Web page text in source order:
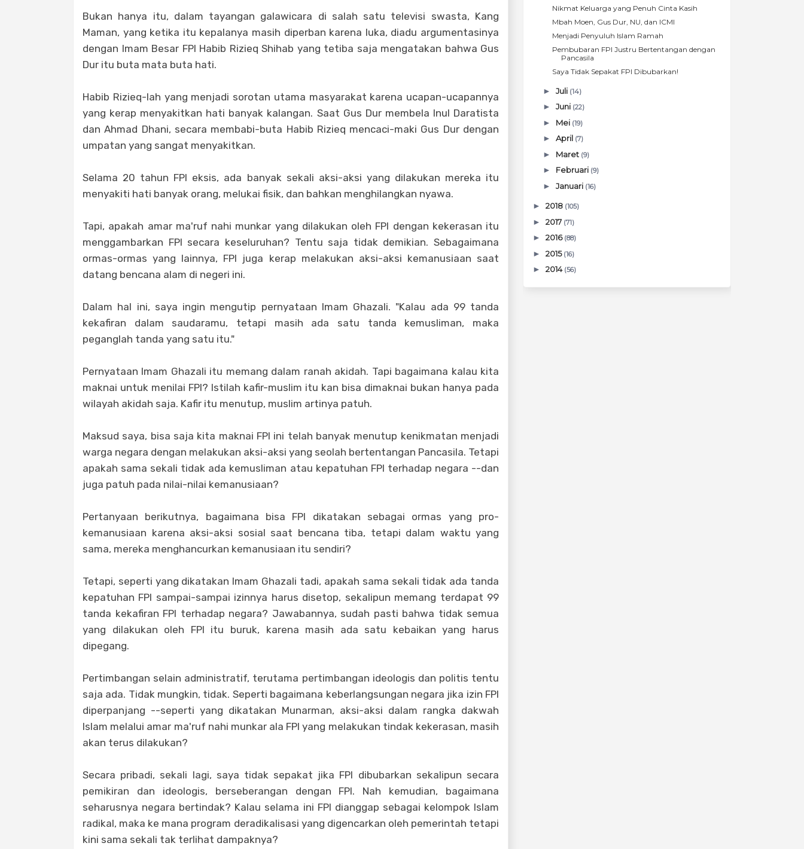
Bukan hanya itu, dalam tayangan galawicara di salah satu televisi swasta, Kang
Maman, yang ketika itu kepalanya masih diperban karena luka, diadu argumentasinya
dengan Imam Besar FPI Habib Rizieq Shihab yang tetiba saja mengatakan bahwa Gus
Dur itu buta mata buta hati.
Habib Rizieq-lah yang menjadi sorotan utama masyarakat karena ucapan-ucapannya
yang kerap menyakitkan hati banyak kalangan. Saat Gus Dur membela Inul Daratista
dan Ahmad Dhani, secara membabi-buta Habib Rizieq mencaci-maki Gus Dur dengan
umpatan yang sangat menyakitkan.
Selama 20 tahun FPI eksis, ada banyak sekali aksi-aksi yang dilakukan mereka itu
menyakiti hati banyak orang, melukai fisik, dan bahkan menghilangkan nyawa.
Tapi, apakah amar ma'ruf nahi munkar yang dilakukan oleh FPI dengan kekerasan itu
menggambarkan FPI secara keseluruhan? Tentu saja tidak demikian. Sebagaimana
ormas-ormas yang lainnya, FPI juga kerap melakukan aksi-aksi kemanusiaan saat
datang bencana alam di negeri ini.
Dalam hal ini, saya ingin mengutip pernyataan Imam Ghazali. "Kalau ada 99 tanda
kekafiran dalam saudaramu, tetapi masih ada satu tanda kemusliman, maka
peganglah tanda yang satu itu."
Pernyataan Imam Ghazali itu memang dalam ranah akidah. Tapi bagaimana kalau kita
maknai untuk menilai FPI? Istilah kafir-muslim itu kan bisa dimaknai bukan hanya pada
wilayah akidah saja. Kafir itu menutup, muslim artinya patuh.
Maksud saya, bisa saja kita maknai FPI ini telah banyak menutup kenikmatan menjadi
warga negara dengan melakukan aksi-aksi yang seolah bertentangan Pancasila. Tetapi
apakah sama sekali tidak ada kemusliman atau kepatuhan FPI terhadap negara --dan
juga patuh pada nilai-nilai kemanusiaan?
Pertanyaan berikutnya, bagaimana bisa FPI dikatakan sebagai ormas yang pro-
kemanusiaan karena aksi-aksi sosial saat bencana tiba, tetapi dalam waktu yang
sama, mereka menghancurkan kemanusiaan itu sendiri?
Tetapi, seperti yang dikatakan Imam Ghazali tadi, apakah sama sekali tidak ada tanda
kepatuhan FPI sampai-sampai izinnya harus disetop, sekalipun memang terdapat 99
tanda kekafiran FPI terhadap negara? Jawabannya, sudah pasti bahwa tidak semua
yang dilakukan oleh FPI itu buruk, karena masih ada satu kebaikan yang harus
dipegang.
Pertimbangan selain administratif, terutama pertimbangan ideologis dan politis tentu
saja ada. Tidak mungkin, tidak. Seperti bagaimana keberlangsungan negara jika izin FPI
diperpanjang --seperti yang dikatakan Munarman, aksi-aksi dalam rangka dakwah
Islam melalui amar ma'ruf nahi munkar ala FPI yang melakukan tindak kekerasan, masih
akan terus dilakukan?
Secara pribadi, sekali lagi, saya tidak sepakat jika FPI dibubarkan sekalipun secara
pemikiran dan ideologis, berseberangan dengan FPI. Nah kemudian, bagaimana
seharusnya negara bertindak? Kalau selama ini FPI dianggap sebagai kelompok Islam
radikal, maka ke mana program deradikalisasi yang digencarkan oleh pemerintah tetapi
kini sama sekali tak terlihat dampaknya?
Nikmat Keluarga yang Penuh Cinta Kasih
Mbah Moen, Gus Dur, NU, dan ICMI
Menjadi Penyuluh Islam Ramah
Pembubaran FPI Justru Bertentangan dengan
Pancasila
Saya Tidak Sepakat FPI Dibubarkan!
►Juli (14)
►Juni (22)
► Mei (19)
►April (7)
► Maret (9)
► Februari (9)
►Januari (16)
►2018 (105)
►2017 (71)
►2016 (88)
►2015 (16)
►2014 (56)